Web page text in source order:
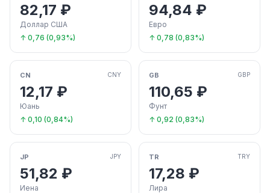
82,17 ₽
Доллар США
↑ 0,76 (0,93%)
94,84 ₽
Евро
↑ 0,78 (0,83%)
CN CNY
12,17 ₽
Юань
↑ 0,10 (0,84%)
GB GBP
110,65 ₽
Фунт
↑ 0,92 (0,83%)
JP JPY
51,82 ₽
Иена
TR TRY
17,28 ₽
Лира